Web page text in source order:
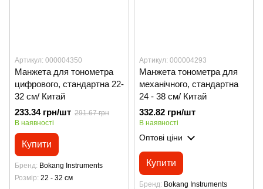
Артикул: 000004350
Манжета для тонометра
цифрового, стандартна 22-
32 см/ Китай
233.34 грн/шт 291.67 грн
В наявності
Купити
Бренд Bokang Instruments
Розмір 22 - 32 см
Артикул: 000004293
Манжета тонометра для
механічного, стандартна
24 - 38 см/ Китай
332.82 грн/шт
В наявності
Оптові ціни
Купити
Бренд Bokang Instruments